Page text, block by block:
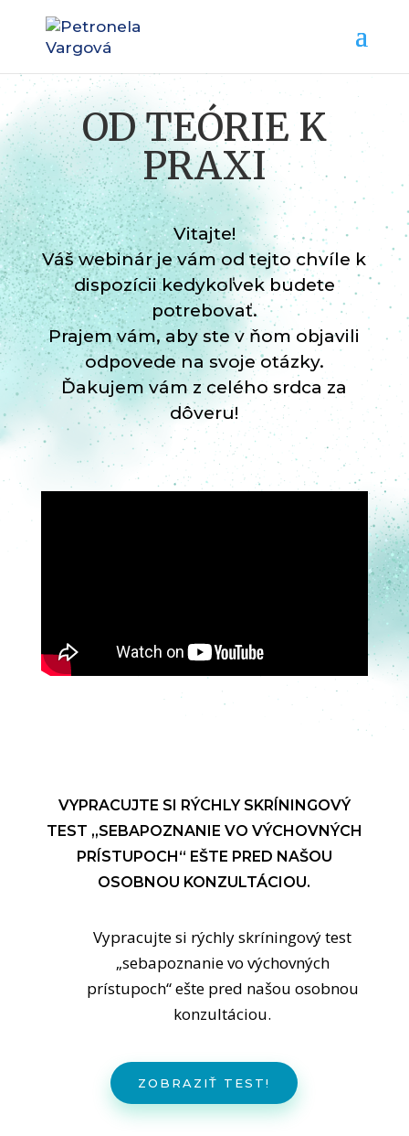
OD TEÓRIE K
PRAXI
Vitajte!
Váš webinár je vám od tejto chvíle k
dispozícii kedykoľvek budete
potrebovať.
Prajem vám, aby ste v ňom objavili
odpovede na svoje otázky.
Ďakujem vám z celého srdca za
dôveru!
VYPRACUJTE SI RÝCHLY SKRÍNINGOVÝ
TEST „SEBAPOZNANIE VO VÝCHOVNÝCH
PRÍSTUPOCH“ EŠTE PRED NAŠOU
OSOBNOU KONZULTÁCIOU.
Vypracujte si rýchly skríningový test
„sebapoznanie vo výchovných
prístupoch“ ešte pred našou osobnou
konzultáciou.
ZOBRAZIŤ TEST!